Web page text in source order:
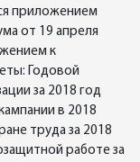
приложением
от 19 апреля
к
Годовой
за 2018 год
в 2018
труда за 2018
работе за